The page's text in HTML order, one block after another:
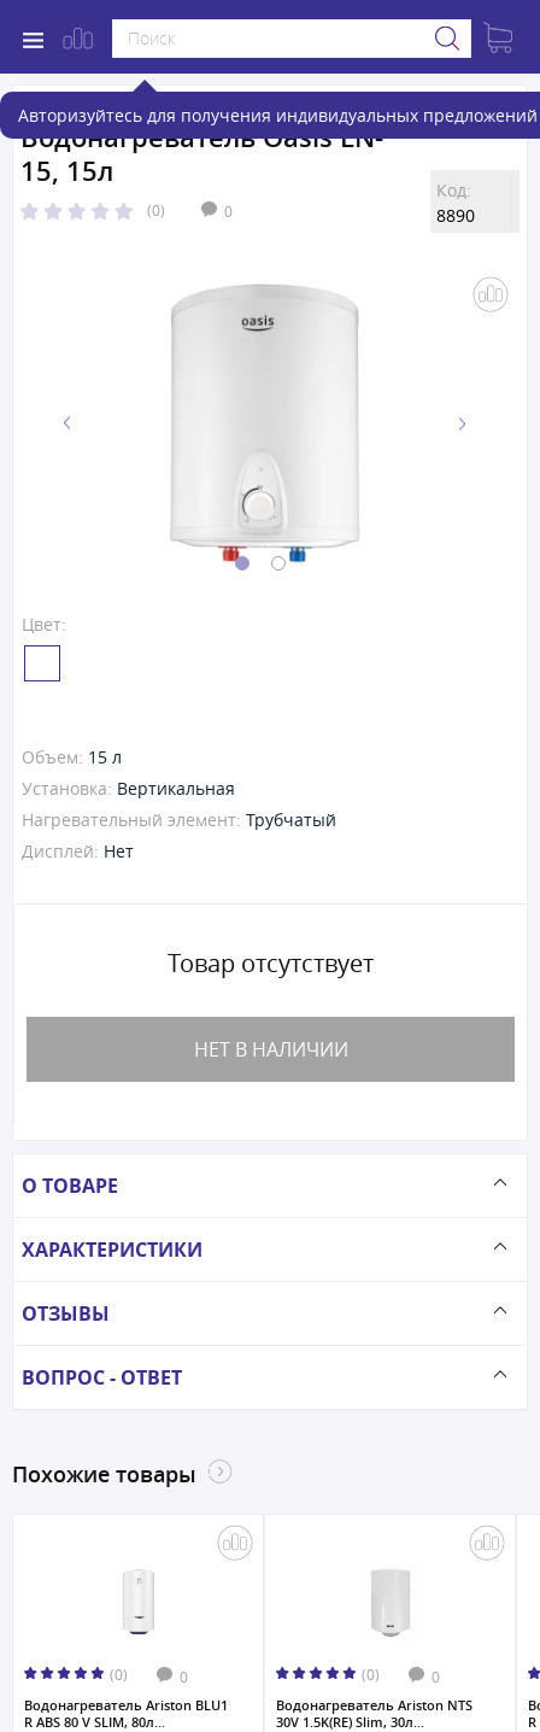
Авторизуйтесь для получения индивидуальных предложений
Водонагреватель Oasis LN-
15, 15л
(0) 0
Код:
8890
Цвет:
Объем: 15 л
Установка: Вертикальная
Нагревательный элемент: Трубчатый
Дисплей: Нет
Товар отсутствует
НЕТ В НАЛИЧИИ
О ТОВАРЕ
ХАРАКТЕРИСТИКИ
ОТЗЫВЫ
ВОПРОС - ОТВЕТ
Похожие товары
(0) 0
Водонагреватель Ariston BLU1
R ABS 80 V SLIM, 80л...
(0) 0
Водонагреватель Ariston NTS
30V 1.5K(RE) Slim, 30л...